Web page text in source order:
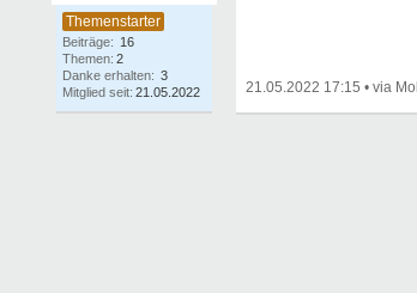
Beiträge: 16
Themen: 2
Danke erhalten: 3
Mitglied seit: 21.05.2022 21.05.2022 17:15 •